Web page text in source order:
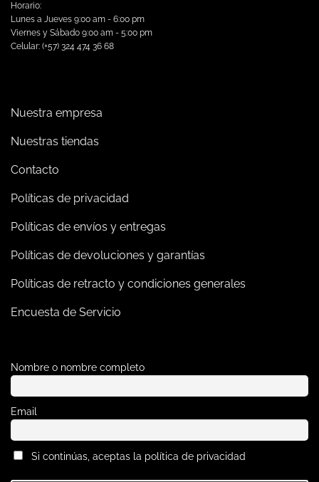
Horario:
Lunes a Jueves 9:00 am - 6:00 pm
Viernes y Sábado 9:00 am - 5:00 pm
Celular: (+57) 324 474 36 68
Nuestra empresa
Nuestras tiendas
Contacto
Políticas de privacidad
Políticas de envíos y entregas
Políticas de devoluciones y garantías
Políticas de retracto y condiciones generales
Encuesta de Servicio
Nombre o nombre completo
Email
Si continúas, aceptas la política de privacidad